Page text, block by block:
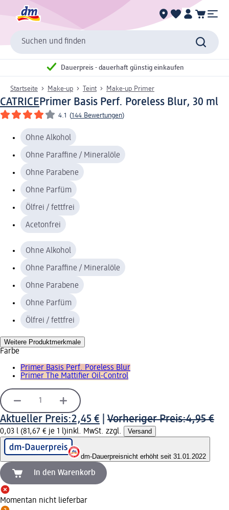
Suchen und finden
Dauerpreis - dauerhaft günstig einkaufen
Startseite Make-up Teint Make-up Primer
CATRICEPrimer Basis Perf. Poreless Blur, 30 ml
4.1 (144 Bewertungen)
Ohne Alkohol
Ohne Paraffine / Mineralöle
Ohne Parabene
Ohne Parfüm
Ölfrei / fettfrei
Acetonfrei
Ohne Alkohol
Ohne Paraffine / Mineralöle
Ohne Parabene
Ohne Parfüm
Ölfrei / fettfrei
Weitere Produktmerkmale
Farbe
Primer Basis Perf. Poreless Blur
Primer The Mattifier Oil-Control
Aktueller Preis:2,45 € Vorheriger Preis:4,95 €
0,03 l (81,67 € je 1 l)inkl. MwSt. zzgl. Versand
dm-Dauerpreisnicht erhöht seit 31.01.2022
In den Warenkorb
Momentan nicht lieferbar